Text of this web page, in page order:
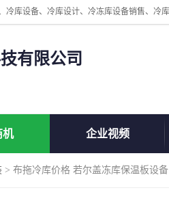
有限公司
机 企业视频
> 布拖冷库价格 若尔盖冻库保温板设备